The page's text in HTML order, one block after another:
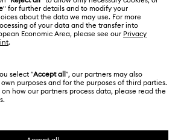
코리아 | CEO 신은정 서울시 강남구 도
스팅 서비스 제공자: Swarovski Crystal
Swarovski Corporation AG and D.
Co 및 Swarovski AG | 대표번호 1661-
터 1522-9065 | 온라인 구매고객상담
| 고객님이 현금 결제한 금
SWAN 로고는 Swarovski AG의 등록상
표입니다.